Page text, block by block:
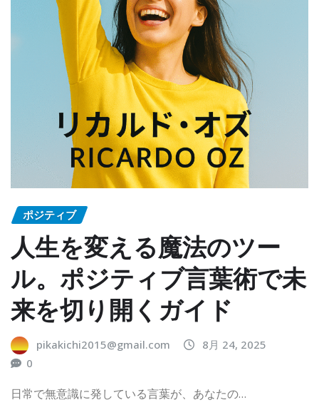
ポジティブ
人生を変える魔法のツー
ル。ポジティブ言葉術で未
来を切り開くガイド
pikakichi2015@gmail.com
8月 24, 2025
0
日常で無意識に発している言葉が、あなたの…